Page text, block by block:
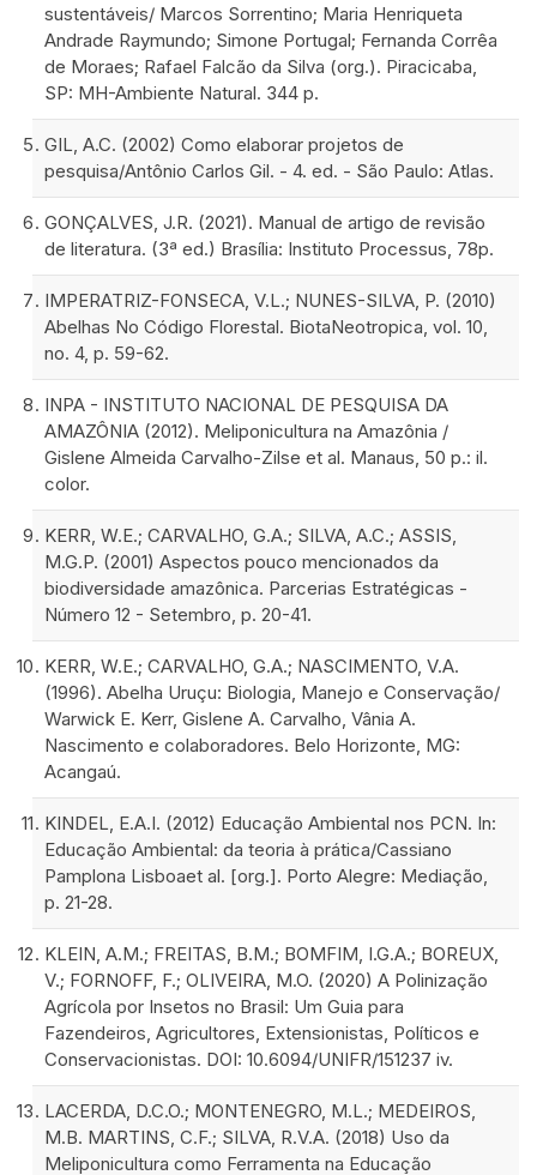
sustentáveis/ Marcos Sorrentino; Maria Henriqueta
Andrade Raymundo; Simone Portugal; Fernanda Corrêa
de Moraes; Rafael Falcão da Silva (org.). Piracicaba,
SP: MH-Ambiente Natural. 344 p.
GIL, A.C. (2002) Como elaborar projetos de
pesquisa/Antônio Carlos Gil. - 4. ed. - São Paulo: Atlas.
GONÇALVES, J.R. (2021). Manual de artigo de revisão
de literatura. (3ª ed.) Brasília: Instituto Processus, 78p.
IMPERATRIZ-FONSECA, V.L.; NUNES-SILVA, P. (2010)
Abelhas No Código Florestal. BiotaNeotropica, vol. 10,
no. 4, p. 59-62.
INPA - INSTITUTO NACIONAL DE PESQUISA DA
AMAZÔNIA (2012). Meliponicultura na Amazônia /
Gislene Almeida Carvalho-Zilse et al. Manaus, 50 p.: il.
color.
KERR, W.E.; CARVALHO, G.A.; SILVA, A.C.; ASSIS,
M.G.P. (2001) Aspectos pouco mencionados da
biodiversidade amazônica. Parcerias Estratégicas -
Número 12 - Setembro, p. 20-41.
KERR, W.E.; CARVALHO, G.A.; NASCIMENTO, V.A.
(1996). Abelha Uruçu: Biologia, Manejo e Conservação/
Warwick E. Kerr, Gislene A. Carvalho, Vânia A.
Nascimento e colaboradores. Belo Horizonte, MG:
Acangaú.
KINDEL, E.A.I. (2012) Educação Ambiental nos PCN. In:
Educação Ambiental: da teoria à prática/Cassiano
Pamplona Lisboaet al. [org.]. Porto Alegre: Mediação,
p. 21-28.
KLEIN, A.M.; FREITAS, B.M.; BOMFIM, I.G.A.; BOREUX,
V.; FORNOFF, F.; OLIVEIRA, M.O. (2020) A Polinização
Agrícola por Insetos no Brasil: Um Guia para
Fazendeiros, Agricultores, Extensionistas, Políticos e
Conservacionistas. DOI: 10.6094/UNIFR/151237 iv.
LACERDA, D.C.O.; MONTENEGRO, M.L.; MEDEIROS,
M.B. MARTINS, C.F.; SILVA, R.V.A. (2018) Uso da
Meliponicultura como Ferramenta na Educação